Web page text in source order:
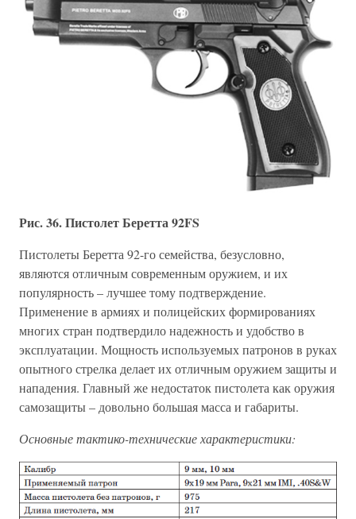
Рис. 36. Пистолет Беретта 92FS
Пистолеты Беретта 92-го семейства, безусловно,
являются отличным современным оружием, и их
популярность – лучшее тому подтверждение.
Применение в армиях и полицейских формированиях
многих стран подтвердило надежность и удобство в
эксплуатации. Мощность используемых патронов в руках
опытного стрелка делает их отличным оружием защиты и
нападения. Главный же недостаток пистолета как оружия
самозащиты – довольно большая масса и габариты.
Основные тактико-технические характеристики: